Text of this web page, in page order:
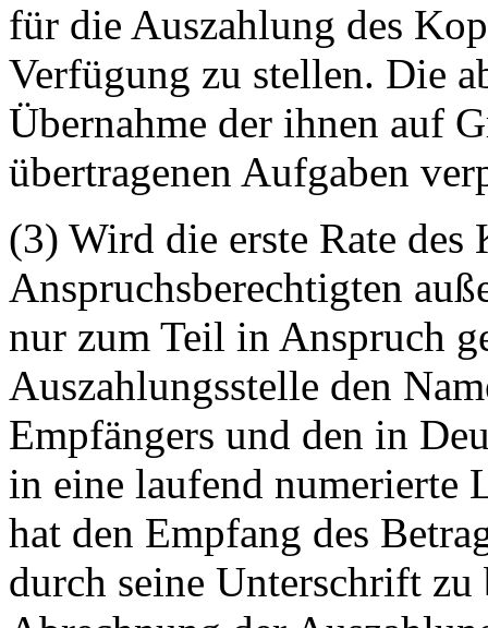
für die Auszahlung des
Verfügung zu stellen. Die
Übernahme der ihnen auf
übertragenen Aufgaben
(3) Wird die erste Rate des
Anspruchsberechtigten
nur zum Teil in Anspruch
Auszahlungsstelle den
Empfängers und den in
in eine laufend numerierte
hat den Empfang des
durch seine Unterschrift